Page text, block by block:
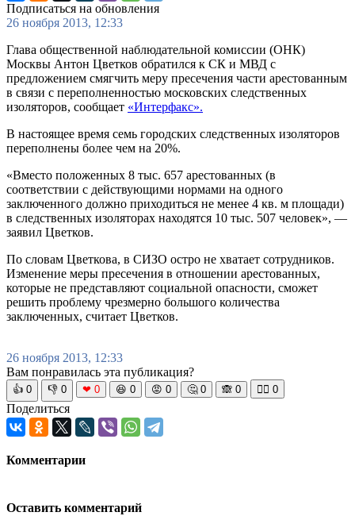
Подписаться на обновления
26 ноября 2013, 12:33
Глава общественной наблюдательной комиссии (ОНК)
Москвы Антон Цветков обратился к СК и МВД с
предложением смягчить меру пресечения части арестованным
в связи с переполненностью московских следственных
изоляторов, сообщает «Интерфакс».
В настоящее время семь городских следственных изоляторов
переполнены более чем на 20%.
«Вместо положенных 8 тыс. 657 арестованных (в
соответствии с действующими нормами на одного
заключенного должно приходиться не менее 4 кв. м площади)
в следственных изоляторах находятся 10 тыс. 507 человек», —
заявил Цветков.
По словам Цветкова, в СИЗО остро не хватает сотрудников.
Изменение меры пресечения в отношении арестованных,
которые не представляют социальной опасности, сможет
решить проблему чрезмерно большого количества
заключенных, считает Цветков.
26 ноября 2013, 12:33
Вам понравилась эта публикация?
👍 0 👎 0 ❤ 0 😆 0 😡 0 🤔 0 🙈 0 🧘‍♀️ 0
Поделиться
Комментарии
Оставить комментарий